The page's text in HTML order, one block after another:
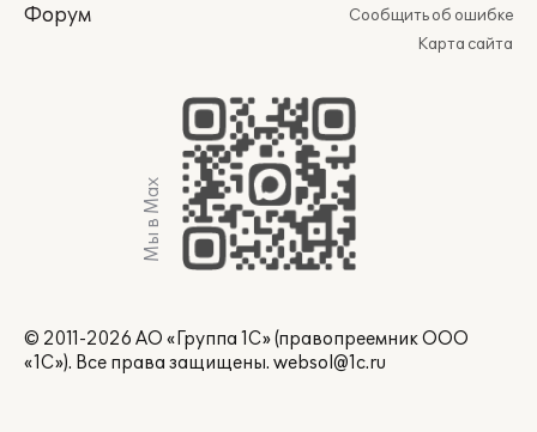
Форум
Сообщить об ошибке
Карта сайта
Мы в Max
© 2011-2026 АО «Группа 1С» (правопреемник ООО
«1С»). Все права защищены. websol@1c.ru